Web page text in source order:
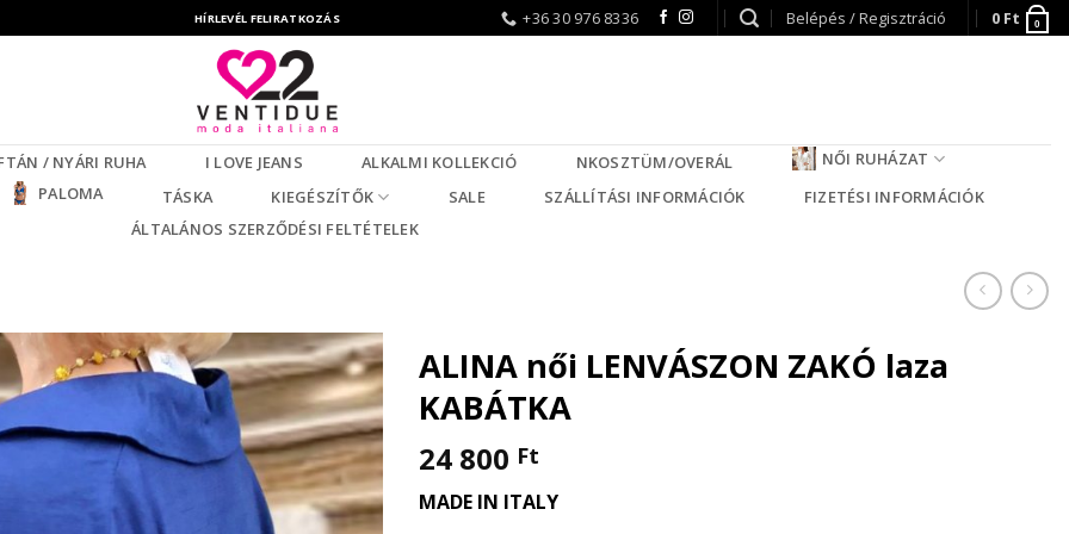
HÍRLEVÉL FELIRATKOZÁS +36 30 976 8336 Belépés / Regisztráció 0 Ft 0
/ NYÁRI RUHA I LOVE JEANS ALKALMI KOLLEKCIÓ NKOSZTÜM/OVERÁL
NŐI RUHÁZAT
PALOMA TÁSKA KIEGÉSZÍTŐK SALE SZÁLLÍTÁSI INFORMÁCIÓK
FIZETÉSI INFORMÁCIÓK
ÁLTALÁNOS SZERZŐDÉSI FELTÉTELEK
ALINA női LENVÁSZON ZAKÓ laza
KABÁTKA
24 800 Ft
MADE IN ITALY